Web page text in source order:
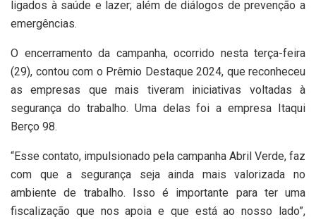
ligados à saúde e lazer; além de diálogos de prevenção a
emergências.
O encerramento da campanha, ocorrido nesta terça-feira
(29), contou com o Prêmio Destaque 2024, que reconheceu
as empresas que mais tiveram iniciativas voltadas à
segurança do trabalho. Uma delas foi a empresa Itaqui
Berço 98.
“Esse contato, impulsionado pela campanha Abril Verde, faz
com que a segurança seja ainda mais valorizada no
ambiente de trabalho. Isso é importante para ter uma
fiscalização que nos apoia e que está ao nosso lado”,